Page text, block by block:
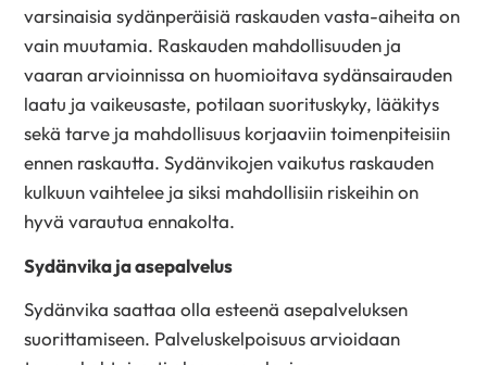
varsinaisia sydänperäisiä raskauden vasta-aiheita on
vain muutamia. Raskauden mahdollisuuden ja
vaaran arvioinnissa on huomioitava sydänsairauden
laatu ja vaikeusaste, potilaan suorituskyky, lääkitys
sekä tarve ja mahdollisuus korjaaviin toimenpiteisiin
ennen raskautta. Sydänvikojen vaikutus raskauden
kulkuun vaihtelee ja siksi mahdollisiin riskeihin on
hyvä varautua ennakolta.
Sydänvika ja asepalvelus
Sydänvika saattaa olla esteenä asepalveluksen
suorittamiseen. Palveluskelpoisuus arvioidaan